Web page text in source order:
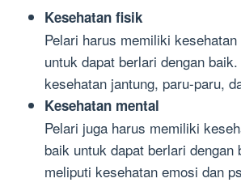
Kesehatan fisik
Pelari harus memiliki
untuk dapat berlari dengan
kesehatan jantung, paru-paru,
Kesehatan mental
Pelari juga harus memiliki
baik untuk dapat berlari dengan
meliputi kesehatan emosi dan